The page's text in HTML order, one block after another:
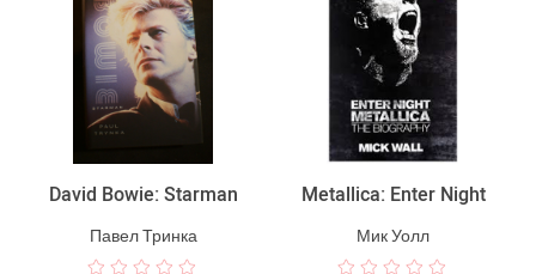
David Bowie: Starman
Павел Тринка
Metallica: Enter Night
Мик Уолл